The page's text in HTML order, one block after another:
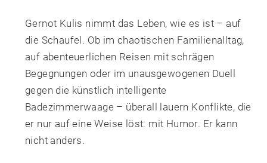
Gernot Kulis nimmt das Leben, wie es ist – auf
die Schaufel. Ob im chaotischen Familienalltag,
auf abenteuerlichen Reisen mit schrägen
Begegnungen oder im unausgewogenen Duell
gegen die künstlich intelligente
Badezimmerwaage – überall lauern Konflikte, die
er nur auf eine Weise löst: mit Humor. Er kann
nicht anders.